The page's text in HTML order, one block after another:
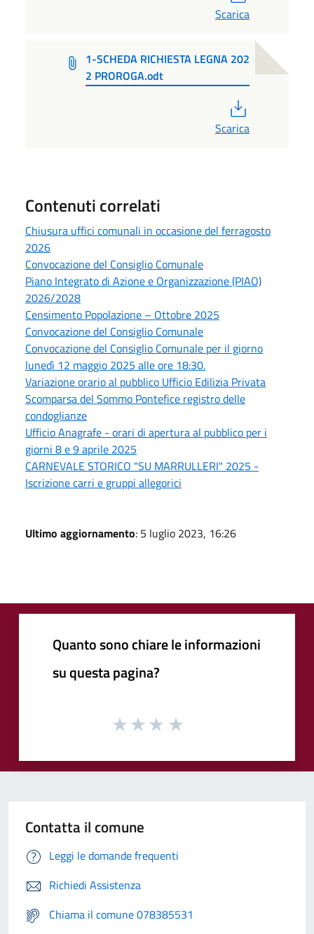
Scarica
1-SCHEDA RICHIESTA LEGNA 202
2 PROROGA.odt
Scarica
Contenuti correlati
Chiusura uffici comunali in occasione del ferragosto
2026
Convocazione del Consiglio Comunale
Piano Integrato di Azione e Organizzazione (PIAO)
2026/2028
Censimento Popolazione – Ottobre 2025
Convocazione del Consiglio Comunale
Convocazione del Consiglio Comunale per il giorno
lunedì 12 maggio 2025 alle ore 18:30.
Variazione orario al pubblico Ufficio Edilizia Privata
Scomparsa del Sommo Pontefice registro delle
condoglianze
Ufficio Anagrafe - orari di apertura al pubblico per i
giorni 8 e 9 aprile 2025
CARNEVALE STORICO "SU MARRULLERI" 2025 -
Iscrizione carri e gruppi allegorici
Ultimo aggiornamento: 5 luglio 2023, 16:26
Quanto sono chiare le informazioni
su questa pagina?
Contatta il comune
Leggi le domande frequenti
Richiedi Assistenza
Chiama il comune 078385531